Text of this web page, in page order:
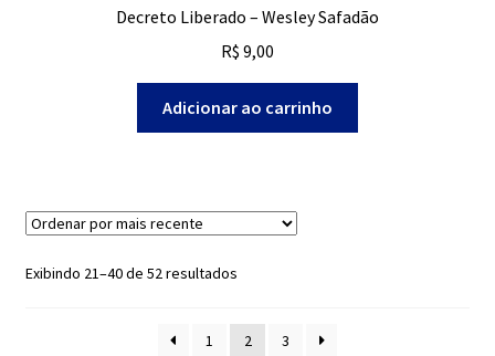
Decreto Liberado – Wesley Safadão
R$ 9,00
Adicionar ao carrinho
Exibindo 21–40 de 52 resultadosClassificado
mais
recente
1 2 3